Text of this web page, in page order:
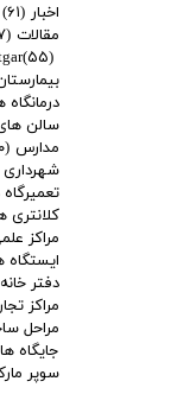
اخبار (۶۱)
مقالات (۲۷۷)
(۵۵)
درمانگاه
سالن
مدارس (۷۰)
شهرداری
تعمیرگاه
کلانتری
مراکز
دفتر
مراکز
مراحل
جایگاه
سوپر